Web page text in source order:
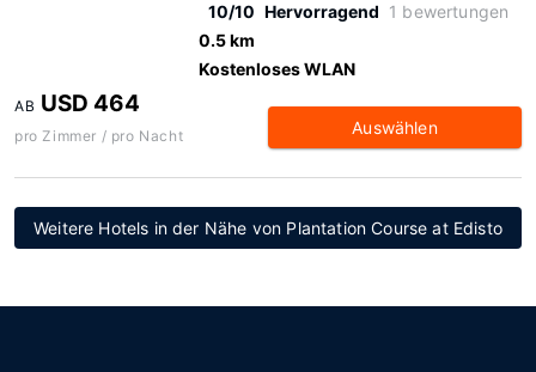
10/10 Hervorragend 1 bewertungen
0.5 km
Kostenloses WLAN
AB USD 464
pro Zimmer / pro Nacht Auswählen
Weitere Hotels in der Nähe von Plantation Course at Edisto